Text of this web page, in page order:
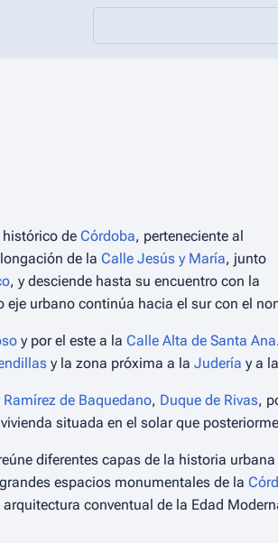
de Córdoba, perteneciente al
de la Calle Jesús y María, junto
, y desciende hasta su encuentro con la
eje urbano continúa hacia el sur con el
y por el este a la Calle Alta de Santa Ana
y la zona próxima a la Judería y a la
de Baquedano, Duque de Rivas,
situada en el solar que
diferentes capas de la historia
espacios monumentales de la
conventual de la Edad